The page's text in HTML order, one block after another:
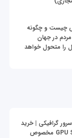
چیست و چگونه
در جهان
را متحول خواهد
گرافیکی | خرید
GPU Server مخصوص